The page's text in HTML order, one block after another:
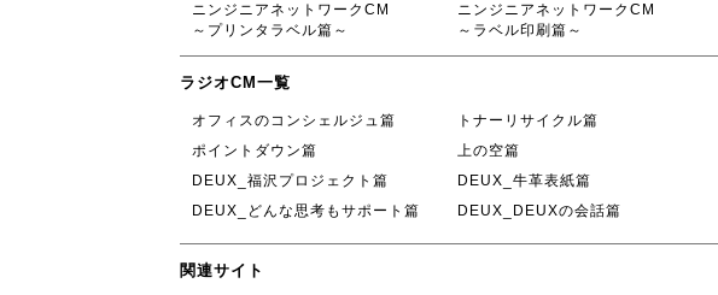
ニンジニアネットワークCM
～プリンタラベル篇～
ニンジニアネットワークCM
～ラベル印刷篇～
ラジオCM一覧
オフィスのコンシェルジュ篇 トナーリサイクル篇
ポイントダウン篇
上の空篇
DEUX_福沢プロジェクト篇
DEUX_牛革表紙篇
DEUX_どんな思考もサポート篇
DEUX_DEUXの会話篇
関連サイト